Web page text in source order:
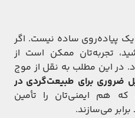
پیاده‌روی ساده نیست. اگر
تجربه‌تان ممکن است از
در این مطلب به نقل از موج
ضروری برای طبیعت‌گردی در
که هم ایمنی‌تان را تأمین
می‌سازند.